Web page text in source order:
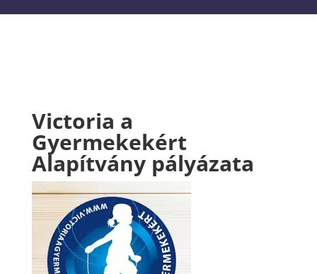
Victoria a
Gyermekekért
Alapítvány pályázata